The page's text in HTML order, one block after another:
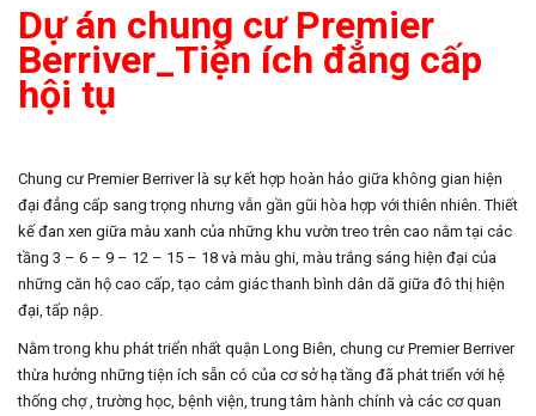
Dự án chung cư Premier
Berriver_Tiện ích đẳng cấp
hội tụ
Chung cư Premier Berriver là sự kết hợp hoàn hảo giữa không gian hiện
đại đẳng cấp sang trọng nhưng vẫn gần gũi hòa hợp với thiên nhiên. Thiết
kế đan xen giữa màu xanh của những khu vườn treo trên cao nằm tại các
tầng 3 – 6 – 9 – 12 – 15 – 18 và màu ghi, màu trắng sáng hiện đại của
những căn hộ cao cấp, tạo cảm giác thanh bình dân dã giữa đô thị hiện
đại, tấp nập.
Nằm trong khu phát triển nhất quận Long Biên, chung cư Premier Berriver
thừa hưởng những tiện ích sẵn có của cơ sở hạ tầng đã phát triển với hệ
thống chợ , trường học, bệnh viện, trung tâm hành chính và các cơ quan